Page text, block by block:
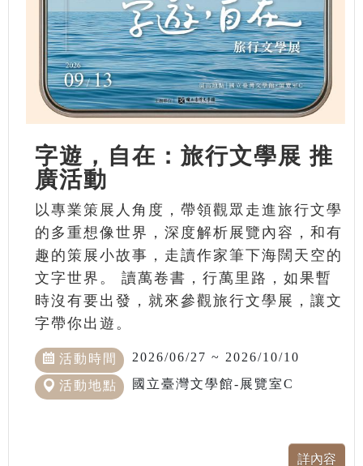
字遊，自在：旅行文學展 推
廣活動
以專業策展人角度，帶領觀眾走進旅行文學
的多重想像世界，深度解析展覽內容，和有
趣的策展小故事，走讀作家筆下海闊天空的
文字世界。 讀萬卷書，行萬里路，如果暫
時沒有要出發，就來參觀旅行文學展，讓文
字帶你出遊。
活動時間 2026/06/27 ~ 2026/10/10
活動地點 國立臺灣文學館-展覽室C